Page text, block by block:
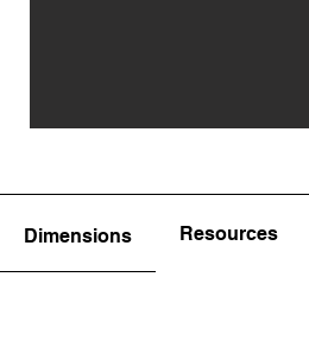
Dimensions Resources